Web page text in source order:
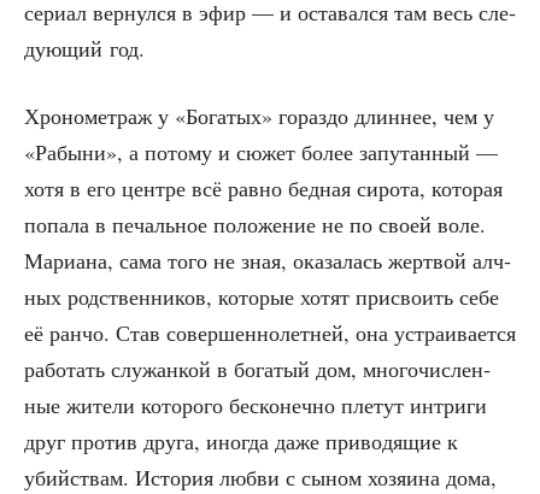
сери­ал вер­нул­ся в эфир — и оста­вал­ся там весь сле­
ду­ю­щий год.
Хро­но­мет­раж у «Бога­тых» гораз­до длин­нее, чем у
«Рабы­ни», а пото­му и сюжет более запу­тан­ный —
хотя в его цен­тре всё рав­но бед­ная сиро­та, кото­рая
попа­ла в печаль­ное поло­же­ние не по сво­ей воле.
Мари­а­на, сама того не зная, ока­за­лась жерт­вой алч­
ных род­ствен­ни­ков, кото­рые хотят при­сво­ить себе
её ран­чо. Став совер­шен­но­лет­ней, она устра­и­ва­ет­ся
рабо­тать слу­жан­кой в бога­тый дом, мно­го­чис­лен­
ные жите­ли кото­ро­го бес­ко­неч­но пле­тут интри­ги
друг про­тив дру­га, ино­гда даже при­во­дя­щие к
убий­ствам. Исто­рия люб­ви с сыном хозя­и­на дома,